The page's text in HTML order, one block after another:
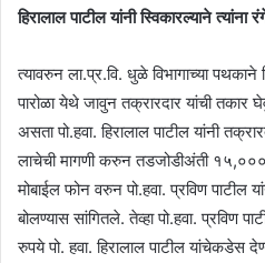
हिरालाल पाटील यांनी स्विकारल्याने
त्यावरुन ला.प्र.वि. धुळे विभागाच्या
पारोळा येथे जावुन तक्रारदार यांची
असता पो.हवा. हिरालाल पाटील यांनी
लाचेची मागणी करुन तडजोडीअंती
मोबाईल फोन वरुन पो.हवा. प्रविण पाटील
बोलण्यास सांगितले. तेव्हा पो.हवा. प्रविण
रुपये पो. हवा. हिरालाल पाटील यांचेकडेस